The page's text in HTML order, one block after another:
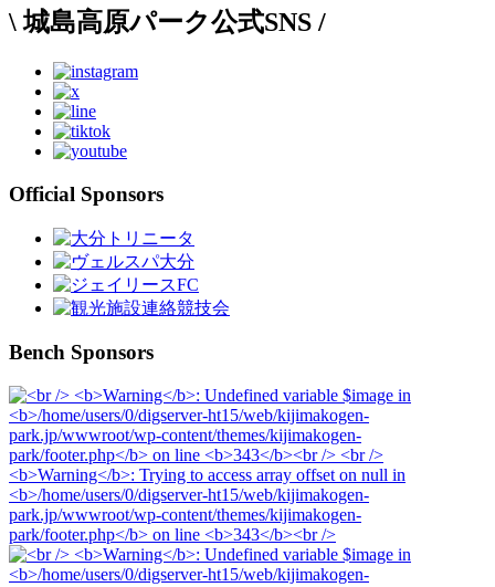
\ 城島高原パーク公式SNS /
Official Sponsors
Bench Sponsors